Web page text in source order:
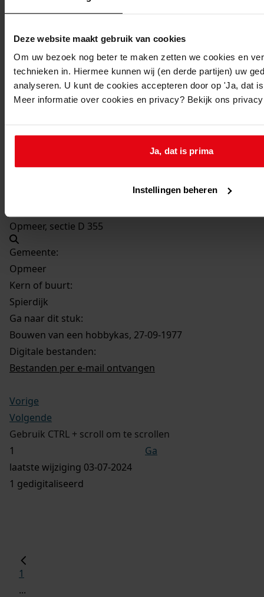
Deze website maakt gebruik van cookies
Om uw bezoek nog beter te maken zetten we cookies en
technieken in. Hiermee kunnen wij (en derde partijen) uw
analyseren. U kunt de cookies accepteren door op 'Ja, dat
Meer informatie over cookies en privacy? Bekijk ons
Ja, dat is prima
Instellingen beheren
Datum vergunning:
27-09-1977
Adres:
Nieuw adres:
Spierdijk, Noordspierdijkerweg 23
Opmeer, sectie D 355
Gemeente:
Opmeer
Kern of buurt:
Spierdijk
Ga naar dit stuk:
Bouwen van een hobbykas, 27-09-1977
Digitale bestanden:
Bestanden per e-mail ontvangen
Vorige
Volgende
Gebruik CTRL + scroll om te scrollen
Ga
laatste wijziging 03-07-2024
1 gedigitaliseerd
1
...